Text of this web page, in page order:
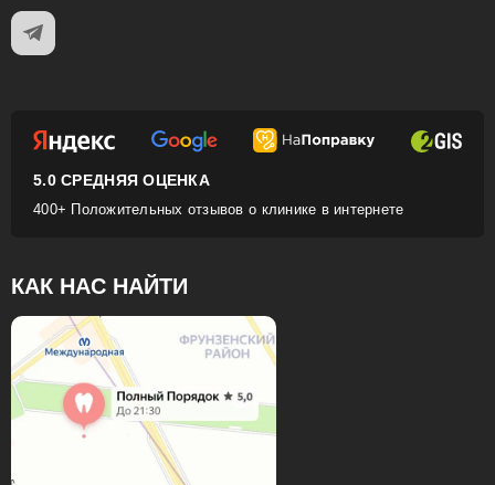
5.0 СРЕДНЯЯ ОЦЕНКА
400+ Положительных отзывов о клинике в интернете
КАК НАС НАЙТИ